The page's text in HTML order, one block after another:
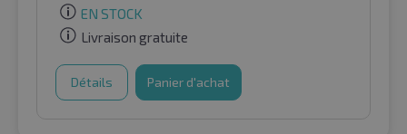
EN STOCK
Livraison gratuite
Détails Panier d'achat